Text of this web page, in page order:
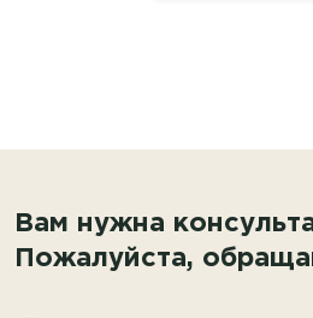
Вам нужна
Пожалуйста,